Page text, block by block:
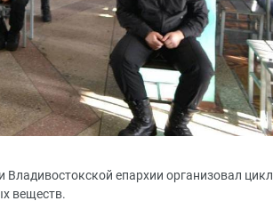
епархии организовал цикл
веществ.